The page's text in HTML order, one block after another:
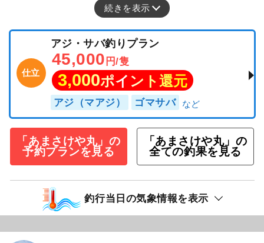
続きを表示
仕立
アジ・サバ釣りプラン
45,000 円/隻
3,000ポイント還元
アジ（マアジ） ゴマサバ
「あまさけや丸」の
予約プランを見る
「あまさけや丸」の
全ての釣果を見る
釣行当日の気象情報を表示